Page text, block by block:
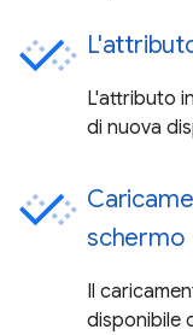
L'attributo
di nuova
schermo
Il
disponibile